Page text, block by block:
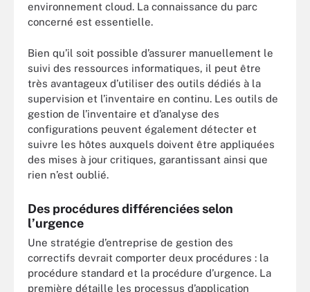
environnement cloud. La connaissance du parc
concerné est essentielle.
Bien qu’il soit possible d’assurer manuellement le
suivi des ressources informatiques, il peut être
très avantageux d’utiliser des outils dédiés à la
supervision et l’inventaire en continu. Les outils de
gestion de l’inventaire et d’analyse des
configurations peuvent également détecter et
suivre les hôtes auxquels doivent être appliquées
des mises à jour critiques, garantissant ainsi que
rien n’est oublié.
Des procédures différenciées selon
l’urgence
Une stratégie d’entreprise de gestion des
correctifs devrait comporter deux procédures : la
procédure standard et la procédure d’urgence. La
première détaille les processus d’application